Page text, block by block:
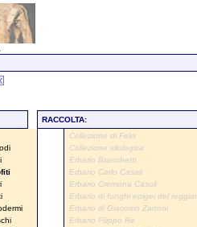
RACCOLTA:
Collezione di Felci
Collezione xilologica
Erbario Branchetti
Erbario Carlo Casali
Erbario Cremona Casoli
Erbario di funghi epigei del
Erbario di Giacomo Zanoni
Erbario Filippo Re